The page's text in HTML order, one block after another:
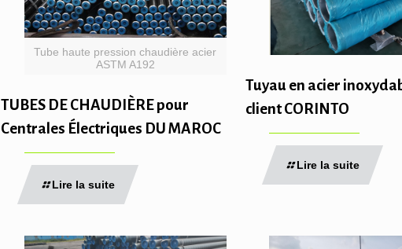
Tube haute pression chaudière acier
ASTM A192
TUBES DE CHAUDIÈRE pour
Centrales Électriques DU MAROC
Lire la suite
Tuyau en acier
client CORINTO
Lire la suite